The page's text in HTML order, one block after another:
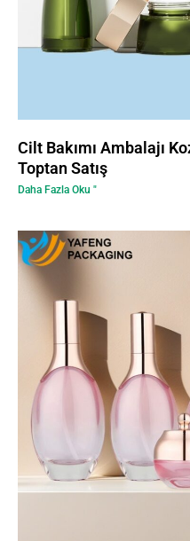
Cilt Bakımı Ambalajı
Toptan Satış
Daha Fazla Oku "